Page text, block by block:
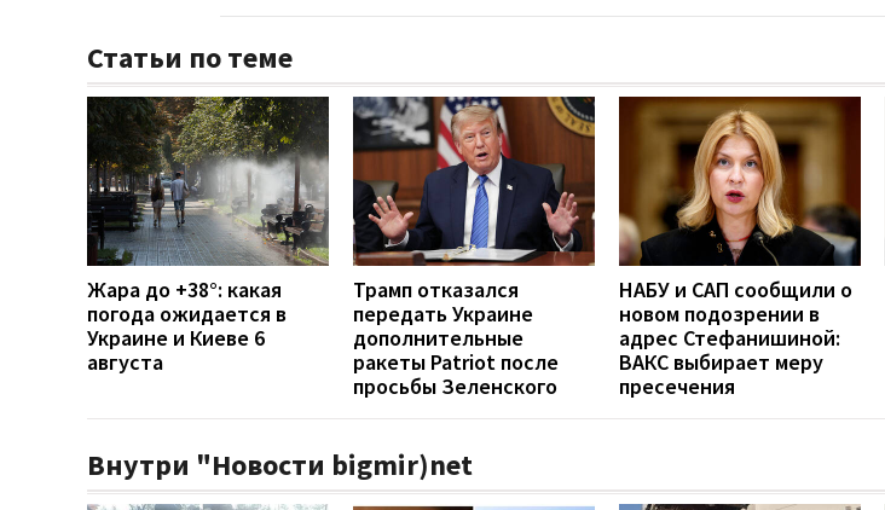
Статьи по теме
Жара до +38°: какая
погода ожидается в
Украине и Киеве 6
августа
Трамп отказался
передать Украине
дополнительные
ракеты Patriot после
просьбы Зеленского
НАБУ и САП сообщили о
новом подозрении в
адрес Стефанишиной:
ВАКС выбирает меру
пресечения
Внутри "Новости bigmir)net